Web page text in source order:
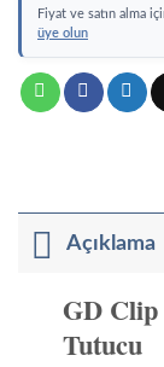
Fiyat ve satın alma
üye olun
Açıklama
GD
Tutucu